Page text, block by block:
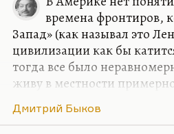
«Интиме», например:
времена фронтиров,
Запад» (как называл это
цивилизации как бы
тогда все было
живу в местности
центре города.
Дмитрий Быков